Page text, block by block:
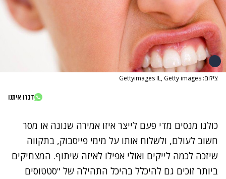
צילום: Gettyimages IL, Getty images
דברו איתנו
כולנו מנסים מדי פעם לייצר איזו אמירה שנונה או מסר
חשוב לעולם, ולשלוח אותו על מימי פייסבוק, בתקווה
שיזכה לכמה לייקים ואולי אפילו לאיזה שיתוף. המצחיקים
ביותר זוכים גם להיכלל בהיכל התהילה של "סטטוסים